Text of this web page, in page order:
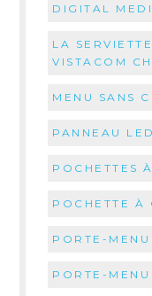
DIGITAL
LA
VISTACOM
MENU SANS
PANNEAU LED
POCHETTES
POCHETTE À
PORTE-MENU
PORTE-